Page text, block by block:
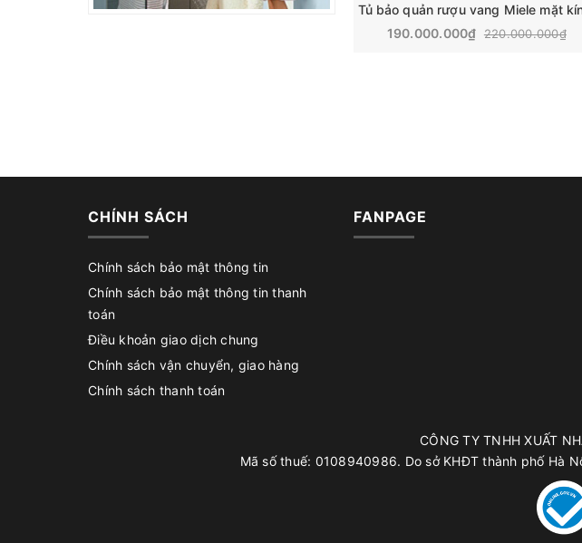
190.000.000₫ 220.000.000₫
CHÍNH SÁCH
Chính sách bảo mật thông tin
Chính sách bảo mật thông tin thanh
toán
Điều khoản giao dịch chung
Chính sách vận chuyển, giao hàng
Chính sách thanh toán
FANPAGE
CÔNG TY TNHH XUẤT
Mã số thuế: 0108940986. Do sở KHĐT thành phố Hà